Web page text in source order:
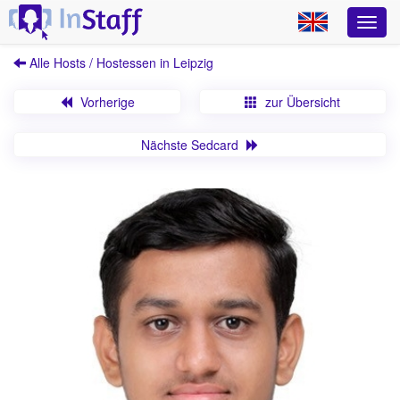
Alle Hosts / Hostessen in Leipzig
Vorherige zur Übersicht
Nächste Sedcard